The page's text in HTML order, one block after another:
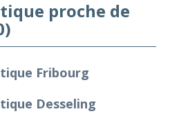
proche de
Fribourg
Desseling